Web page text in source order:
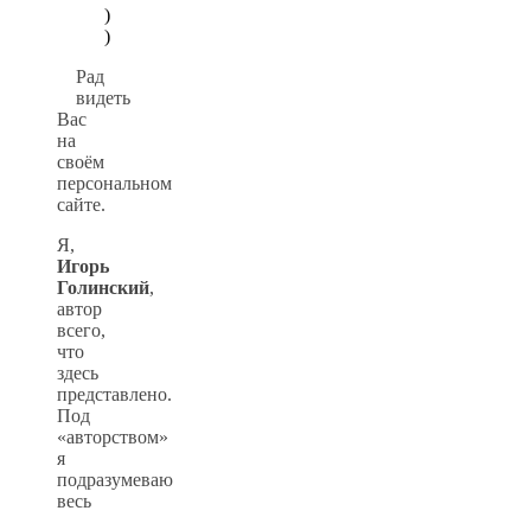
)
)
Рад
видеть
Вас
на
своём
персональном
сайте.
Я,
Игорь
Голинский,
автор
всего,
что
здесь
представлено.
Под
«авторством»
я
подразумеваю
весь